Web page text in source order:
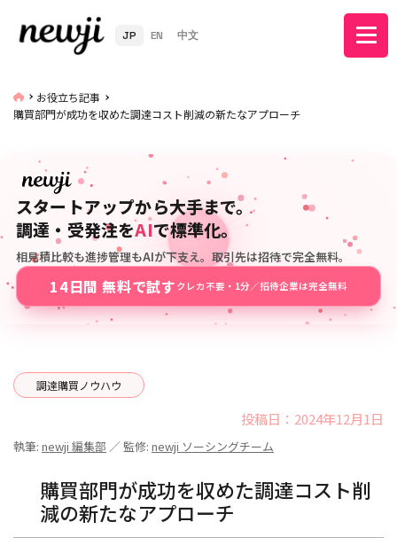
JP EN 中文
お役立ち記事
購買部門が成功を収めた調達コスト削減の新たなアプローチ
スタートアップから大手まで。
調達・受発注をAIで標準化。
相見積比較も進捗管理もAIが下支え。取引先は招待で完全無料。
14日間 無料で試す クレカ不要・1分／招待企業は完全無料
調達購買ノウハウ
投稿日：2024年12月1日
執筆: newji 編集部 ／ 監修: newji ソーシングチーム
購買部門が成功を収めた調達コスト削
減の新たなアプローチ